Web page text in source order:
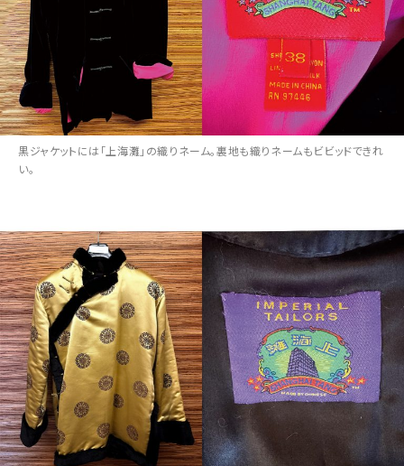
黒ジャケットには「上海灘」の織りネーム。裏地も織りネームもビビッドできれ
い。